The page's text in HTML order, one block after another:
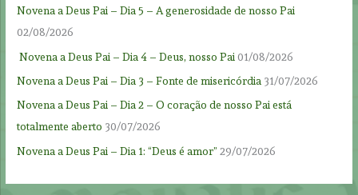
Novena a Deus Pai – Dia 5 – A generosidade de nosso Pai
02/08/2026
Novena a Deus Pai – Dia 4 – Deus, nosso Pai 01/08/2026
Novena a Deus Pai – Dia 3 – Fonte de misericórdia 31/07/2026
Novena a Deus Pai – Dia 2 – O coração de nosso Pai está
totalmente aberto 30/07/2026
Novena a Deus Pai – Dia 1: “Deus é amor” 29/07/2026